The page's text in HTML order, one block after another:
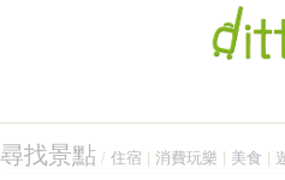
尋找景點 / 住宿 消費玩樂 美食